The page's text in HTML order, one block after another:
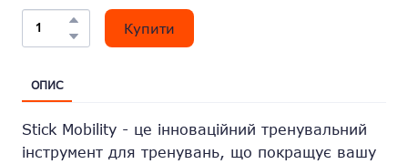
Купити
ОПИС
Stick Mobility - це інноваційний тренувальний
інструмент для тренувань, що покращує вашу